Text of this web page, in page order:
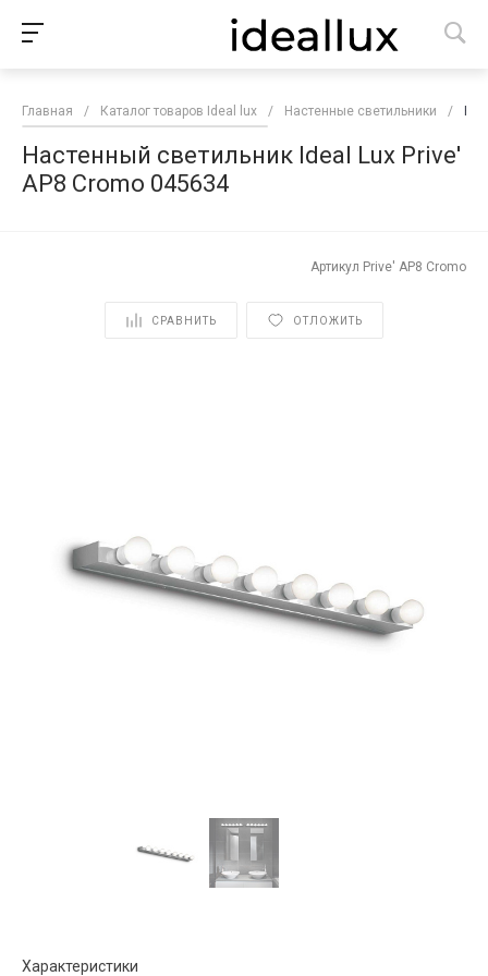
Главная / Каталог товаров Ideal lux / Настенные светильники /
Настенный светильник Ideal Lux Prive'
AP8 Cromo 045634
Артикул Prive' AP8 Cromo
СРАВНИТЬ ОТЛОЖИТЬ
Характеристики